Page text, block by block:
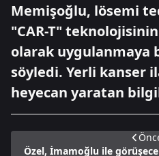
Memişoğlu, lösemi
"CAR-T"
olarak uygulanmaya
söyledi. Yerli kanser
heyecan yaratan
Özel, İmamoğlu ile